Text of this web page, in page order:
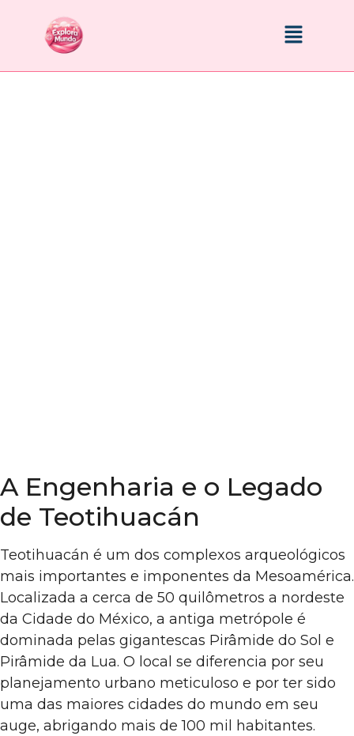
A Engenharia e o Legado
de Teotihuacán
Teotihuacán é um dos complexos arqueológicos
mais importantes e imponentes da Mesoamérica.
Localizada a cerca de 50 quilômetros a nordeste
da Cidade do México, a antiga metrópole é
dominada pelas gigantescas Pirâmide do Sol e
Pirâmide da Lua. O local se diferencia por seu
planejamento urbano meticuloso e por ter sido
uma das maiores cidades do mundo em seu
auge, abrigando mais de 100 mil habitantes.